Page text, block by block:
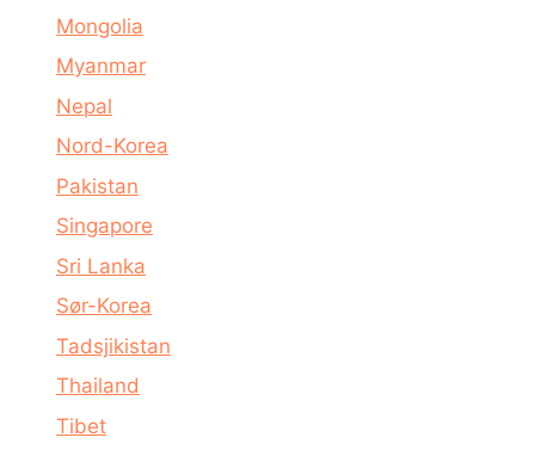
Mongolia
Myanmar
Nepal
Nord-Korea
Pakistan
Singapore
Sri Lanka
Sør-Korea
Tadsjikistan
Thailand
Tibet